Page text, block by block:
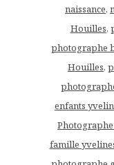
naissance,
Houilles,
photographe
Houilles,
enfants
famille